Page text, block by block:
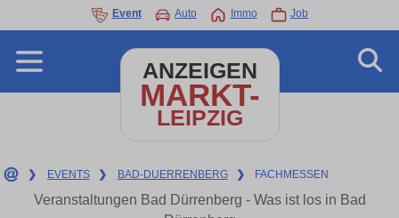
Event Auto Immo Job
ANZEIGEN
MARKT-
LEIPZIG
❯ EVENTS ❯ BAD-DUERRENBERG ❯ FACHMESSEN
Veranstaltungen Bad Dürrenberg - Was ist los in Bad